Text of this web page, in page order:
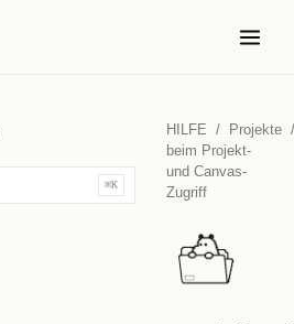
⌘K
HILFE / Projekte /
beim Projekt-
und Canvas-
Zugriff